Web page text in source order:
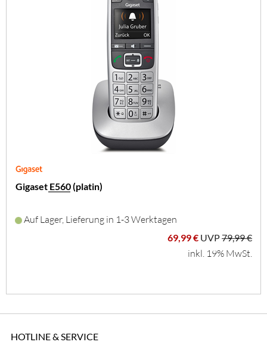
Gigaset E560 (platin)
Auf Lager, Lieferung in 1-3 Werktagen
69,99 € UVP79,99 €
inkl. 19% MwSt.
HOTLINE & SERVICE